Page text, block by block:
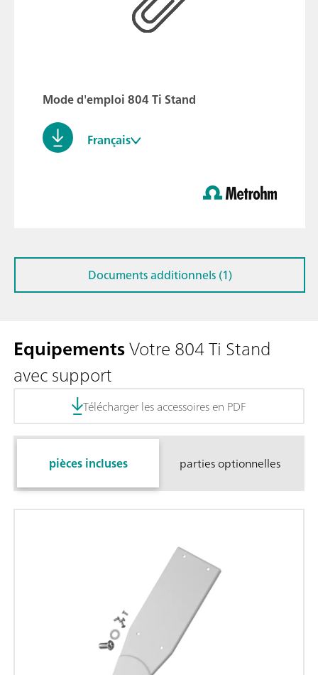
Mode d'emploi 804 Ti Stand
Français
Documents additionnels (1)
EquipementsVotre 804 Ti Stand
avec support
Télécharger les accessoires en PDF
pièces incluses parties optionnelles